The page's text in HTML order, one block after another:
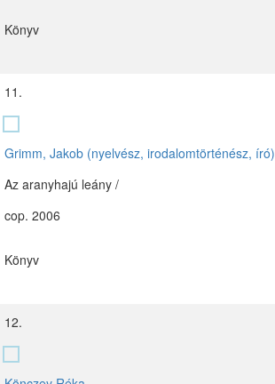
Könyv
11.
Grimm, Jakob (nyelvész, irodalomtörténész, író)
Az aranyhajú leány /
cop. 2006
Könyv
12.